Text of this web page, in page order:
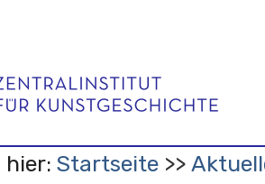
hier: Startseite